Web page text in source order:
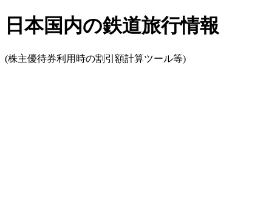
日本国内の鉄道旅行情報
(株主優待券利用時の割引額計算ツール等)